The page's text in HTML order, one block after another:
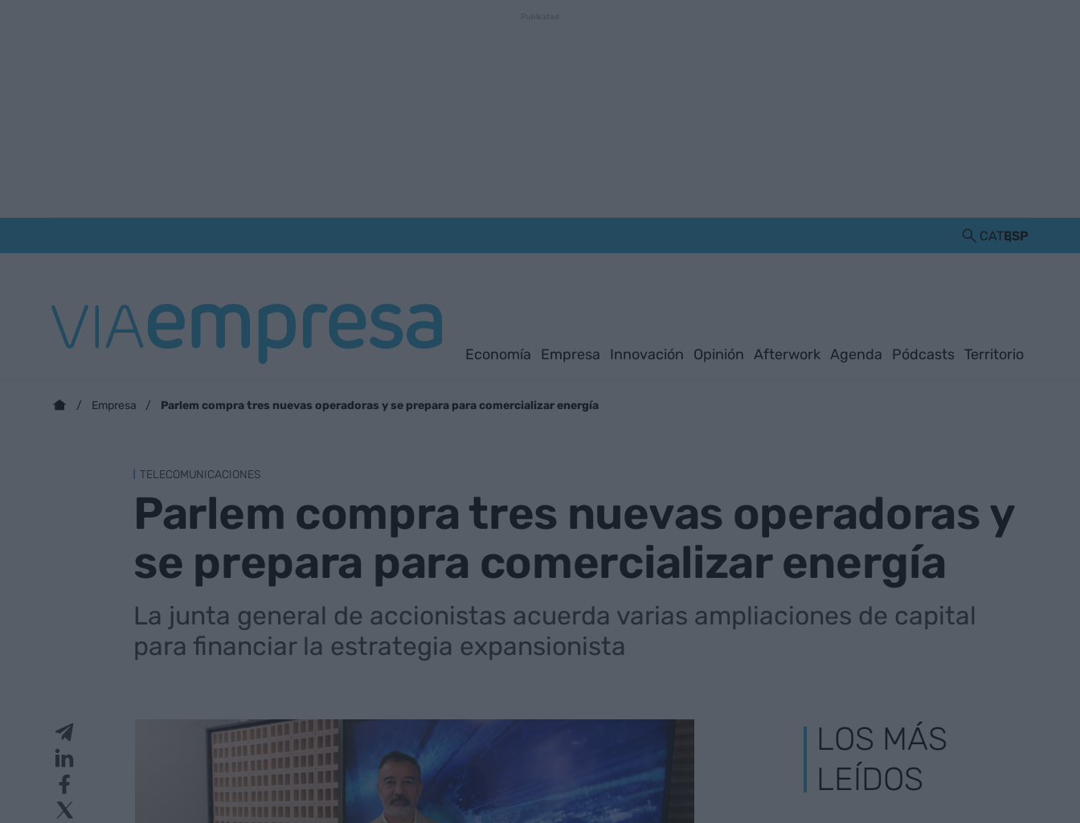
CATESP
Economía Empresa Innovación Opinión Afterwork Agenda Pódcasts Territorio
Empresa Parlem compra tres nuevas operadoras y se prepara para comercializar energía
TELECOMUNICACIONES
Parlem compra tres nuevas operadoras y
se prepara para comercializar energía
La junta general de accionistas acuerda varias ampliaciones de capital
para financiar la estrategia expansionista
LOS MÁS
LEÍDOS